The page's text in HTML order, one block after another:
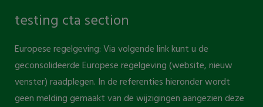
testing cta section
Europese regelgeving: Via volgende link kunt u de
geconsolideerde Europese regelgeving (website, nieuw
venster) raadplegen. In de referenties hieronder wordt
geen melding gemaakt van de wijzigingen aangezien deze